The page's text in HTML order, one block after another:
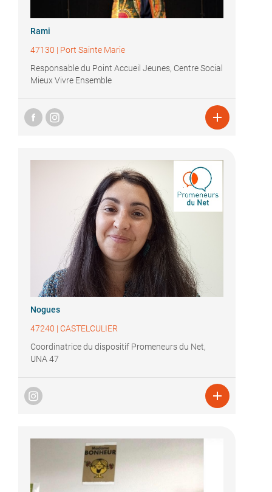
Rami
47130 | Port Sainte Marie
Responsable du Point Accueil Jeunes, Centre Social
Mieux Vivre Ensemble

Nogues
47240 | CASTELCULIER
Coordinatrice du dispositif Promeneurs du Net,
UNA 47
